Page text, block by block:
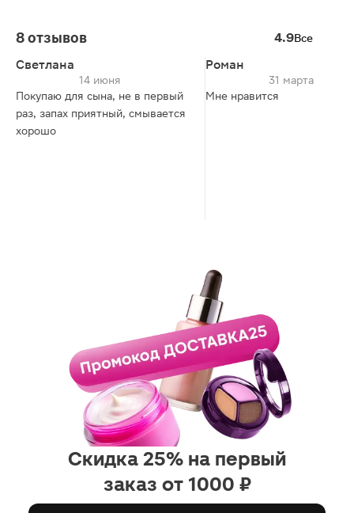
8 отзывов 4.9Все
Светлана
14 июня
Покупаю для сына, не в первый
раз, запах приятный, смывается
хорошо
Роман
31 марта
Мне нравится
Скидка 25% на первый
заказ от 1000 ₽